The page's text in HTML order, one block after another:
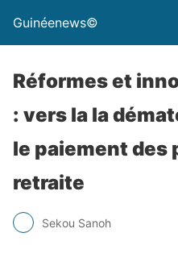
Guinéenews©
Réformes et
: vers la la
le paiement des
retraite
Sekou Sanoh